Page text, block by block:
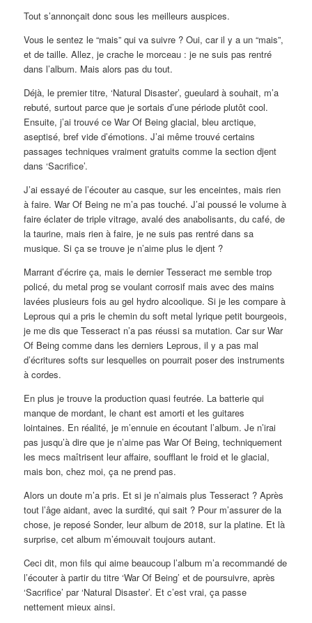
Tout s’annonçait donc sous les meilleurs auspices.
Vous le sentez le “mais” qui va suivre ? Oui, car il y a un “mais”,
et de taille. Allez, je crache le morceau : je ne suis pas rentré
dans l’album. Mais alors pas du tout.
Déjà, le premier titre, ‘Natural Disaster’, gueulard à souhait, m’a
rebuté, surtout parce que je sortais d’une période plutôt cool.
Ensuite, j’ai trouvé ce War Of Being glacial, bleu arctique,
aseptisé, bref vide d’émotions. J’ai même trouvé certains
passages techniques vraiment gratuits comme la section djent
dans ‘Sacrifice’.
J’ai essayé de l’écouter au casque, sur les enceintes, mais rien
à faire. War Of Being ne m’a pas touché. J’ai poussé le volume à
faire éclater de triple vitrage, avalé des anabolisants, du café, de
la taurine, mais rien à faire, je ne suis pas rentré dans sa
musique. Si ça se trouve je n’aime plus le djent ?
Marrant d’écrire ça, mais le dernier Tesseract me semble trop
policé, du metal prog se voulant corrosif mais avec des mains
lavées plusieurs fois au gel hydro alcoolique. Si je les compare à
Leprous qui a pris le chemin du soft metal lyrique petit bourgeois,
je me dis que Tesseract n’a pas réussi sa mutation. Car sur War
Of Being comme dans les derniers Leprous, il y a pas mal
d’écritures softs sur lesquelles on pourrait poser des instruments
à cordes.
En plus je trouve la production quasi feutrée. La batterie qui
manque de mordant, le chant est amorti et les guitares
lointaines. En réalité, je m’ennuie en écoutant l’album. Je n’irai
pas jusqu’à dire que je n’aime pas War Of Being, techniquement
les mecs maîtrisent leur affaire, soufflant le froid et le glacial,
mais bon, chez moi, ça ne prend pas.
Alors un doute m’a pris. Et si je n’aimais plus Tesseract ? Après
tout l’âge aidant, avec la surdité, qui sait ? Pour m’assurer de la
chose, je reposé Sonder, leur album de 2018, sur la platine. Et là
surprise, cet album m’émouvait toujours autant.
Ceci dit, mon fils qui aime beaucoup l’album m’a recommandé de
l’écouter à partir du titre ‘War Of Being’ et de poursuivre, après
‘Sacrifice’ par ‘Natural Disaster’. Et c’est vrai, ça passe
nettement mieux ainsi.